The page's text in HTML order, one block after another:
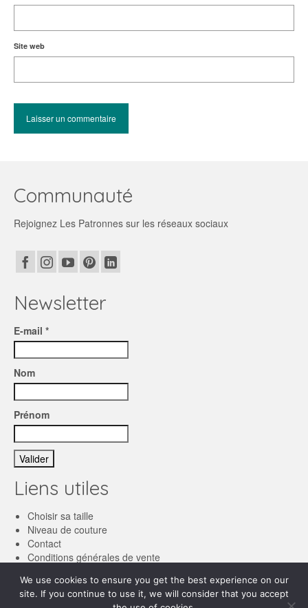
Site web
Communauté
Rejoignez Les Patronnes sur les réseaux sociaux
Newsletter
E-mail *
Nom
Prénom
Liens utiles
Choisir sa taille
Niveau de couture
Contact
Conditions générales de vente
We use cookies to ensure you get the best experience on our
site. If you continue to use it, we will consider that you accept